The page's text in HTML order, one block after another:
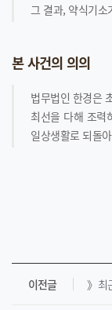
그 결과, 약식기
본 사건의 의의
법무법인 한경은
최선을 다해 조력
일상생활로 되돌
이전글